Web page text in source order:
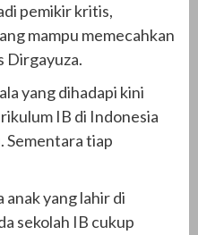
pemikir kritis,
mampu memecahkan
Dirgayuza.
yang dihadapi kini
IB di Indonesia
Sementara tiap
anak yang lahir di
sekolah IB cukup